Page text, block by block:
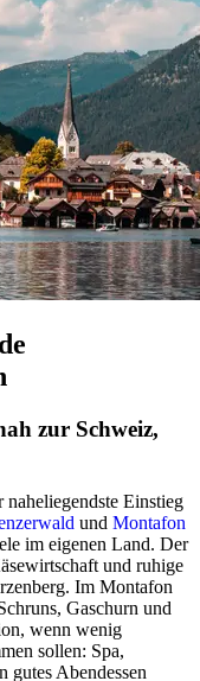
zur Schweiz,
Einstieg
und Montafon
im eigenen Land. Der
und ruhige
Im Montafon
Gaschurn und
wenn wenig
sollen: Spa,
gutes Abendessen